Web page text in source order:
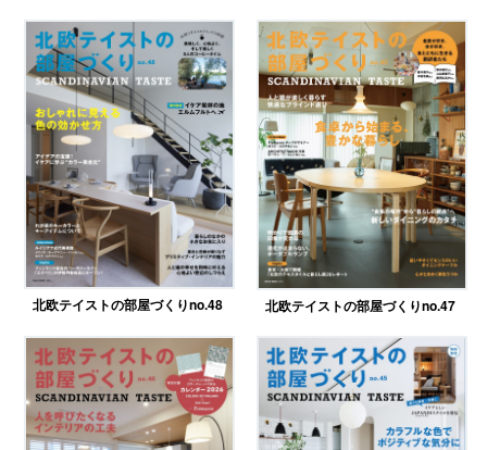
北欧テイストの部屋づくりno.48 北欧テイストの部屋づくりno.47